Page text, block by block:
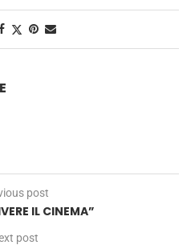
post
IL CINEMA”
post